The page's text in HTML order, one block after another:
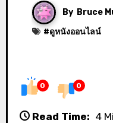
By Bruce
#ดูหนังออนไลน์
0 0
Read Time: 4